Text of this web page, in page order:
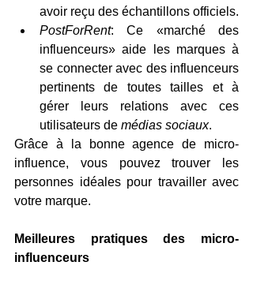
avoir reçu des échantillons officiels.
PostForRent: Ce «marché des
influenceurs» aide les marques à
se connecter avec des influenceurs
pertinents de toutes tailles et à
gérer leurs relations avec ces
utilisateurs de médias sociaux.
Grâce à la bonne agence de micro-
influence, vous pouvez trouver les
personnes idéales pour travailler avec
votre marque.
Meilleures pratiques des micro-
influenceurs